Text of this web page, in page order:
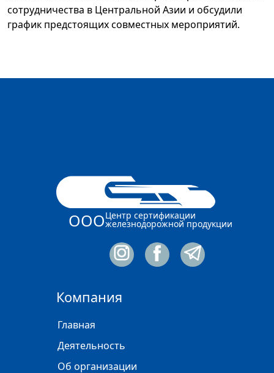
сотрудничества в Центральной Азии и обсудили
график предстоящих совместных мероприятий.
ОООЦентр сертификации
железнодорожной продукции
Компания
Главная
Деятельность
Об организации